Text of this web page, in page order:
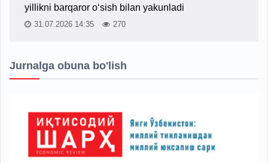
yillikni barqaror o‘sish bilan yakunladi
31.07.2026 14:35 270
Jurnalga obuna bo'lish